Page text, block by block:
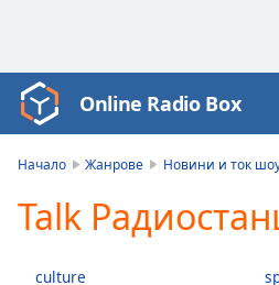
Video
Player
Play
Video
Skip
Online Radio Box
Начало Жанрове Новини и ток
Talk
culture